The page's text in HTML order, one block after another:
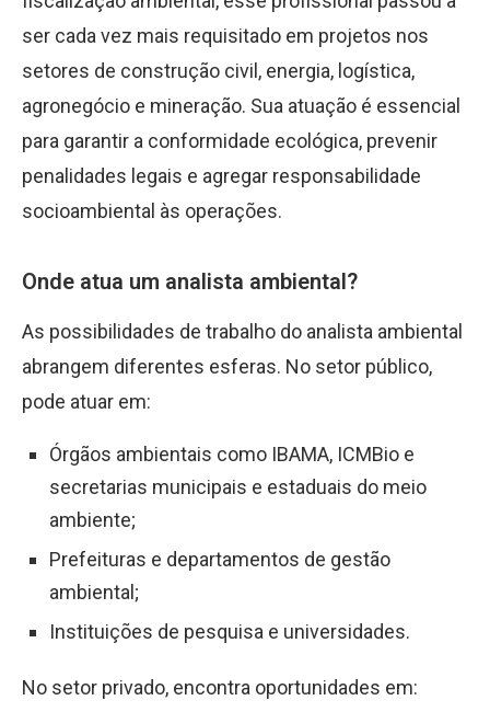
ser cada vez mais requisitado em projetos nos
setores de construção civil, energia, logística,
agronegócio e mineração. Sua atuação é essencial
para garantir a conformidade ecológica, prevenir
penalidades legais e agregar responsabilidade
socioambiental às operações.
Onde atua um analista ambiental?
As possibilidades de trabalho do analista ambiental
abrangem diferentes esferas. No setor público,
pode atuar em:
Órgãos ambientais como IBAMA, ICMBio e
secretarias municipais e estaduais do meio
ambiente;
Prefeituras e departamentos de gestão
ambiental;
Instituições de pesquisa e universidades.
No setor privado, encontra oportunidades em: